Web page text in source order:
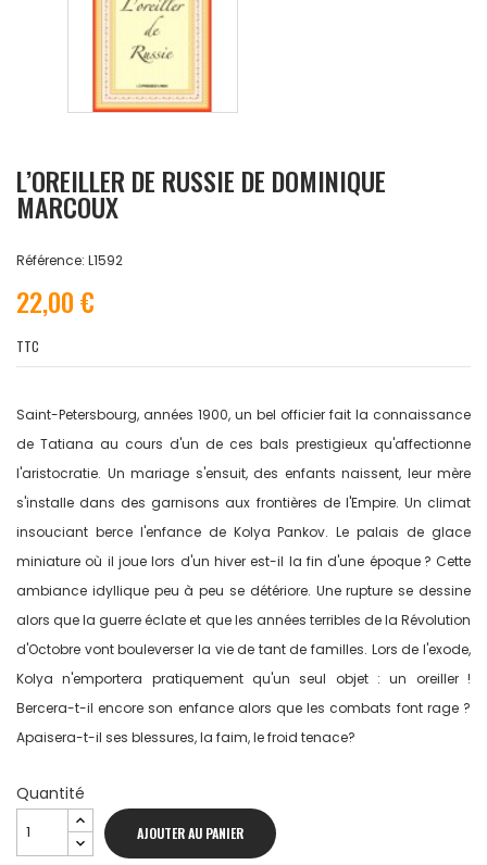
L’OREILLER DE RUSSIE DE DOMINIQUE
MARCOUX
Référence: L1592
22,00 €
TTC
Saint-Petersbourg, années 1900, un bel officier fait la connaissance
de Tatiana au cours d'un de ces bals prestigieux qu'affectionne
l'aristocratie. Un mariage s'ensuit, des enfants naissent, leur mère
s'installe dans des garnisons aux frontières de l'Empire. Un climat
insouciant berce l'enfance de Kolya Pankov. Le palais de glace
miniature où il joue lors d'un hiver est-il la fin d'une époque ? Cette
ambiance idyllique peu à peu se détériore. Une rupture se dessine
alors que la guerre éclate et que les années terribles de la Révolution
d'Octobre vont bouleverser la vie de tant de familles. Lors de l'exode,
Kolya n'emportera pratiquement qu'un seul objet : un oreiller !
Bercera-t-il encore son enfance alors que les combats font rage ?
Apaisera-t-il ses blessures, la faim, le froid tenace?
Quantité
AJOUTER AU PANIER